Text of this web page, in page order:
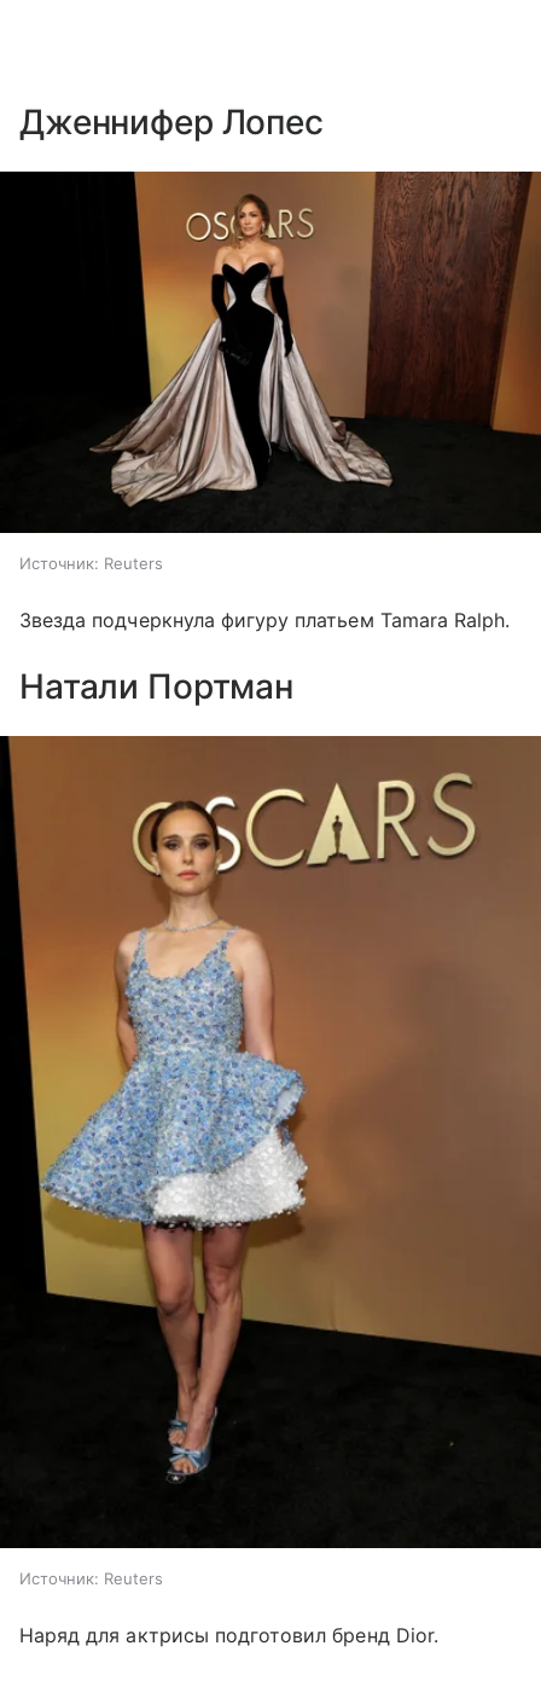
Дженнифер Лопес
Источник: Reuters
Звезда подчеркнула фигуру платьем Tamara Ralph.
Натали Портман
Источник: Reuters
Наряд для актрисы подготовил бренд Dior.